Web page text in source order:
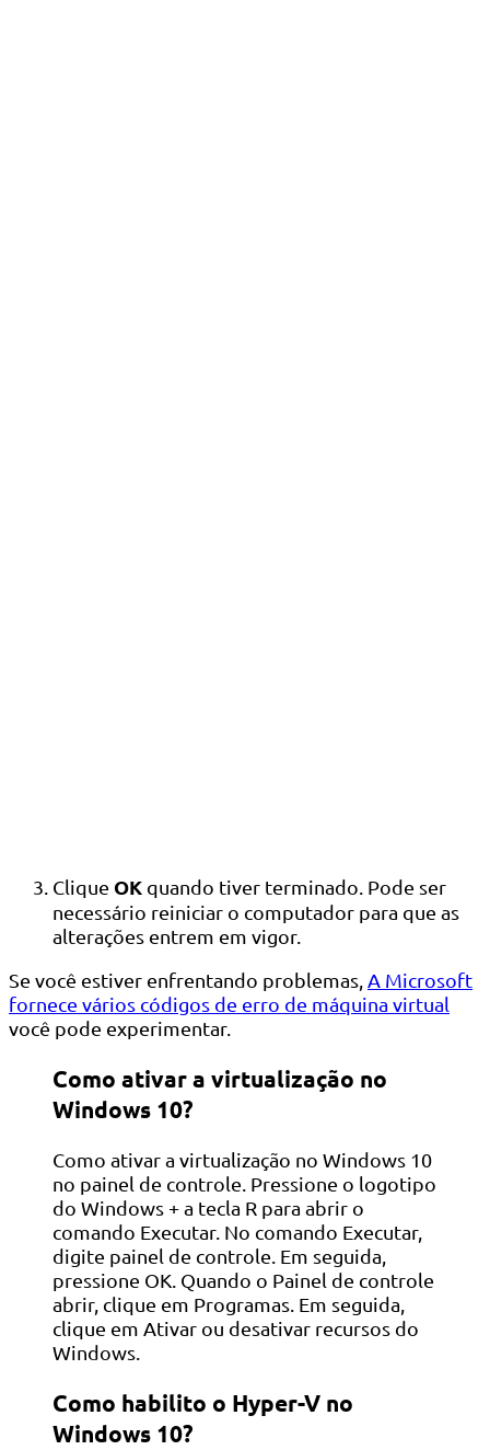
Clique OK quando tiver terminado. Pode ser
necessário reiniciar o computador para que as
alterações entrem em vigor.
Se você estiver enfrentando problemas, A Microsoft
fornece vários códigos de erro de máquina virtual
você pode experimentar.
Como ativar a virtualização no
Windows 10?
Como ativar a virtualização no Windows 10
no painel de controle. Pressione o logotipo
do Windows + a tecla R para abrir o
comando Executar. No comando Executar,
digite painel de controle. Em seguida,
pressione OK. Quando o Painel de controle
abrir, clique em Programas. Em seguida,
clique em Ativar ou desativar recursos do
Windows.
Como habilito o Hyper-V no
Windows 10?